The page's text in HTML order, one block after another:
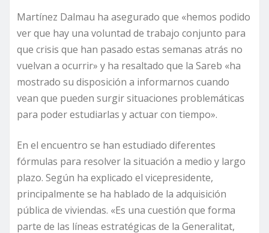
Martínez Dalmau ha asegurado que «hemos podido
ver que hay una voluntad de trabajo conjunto para
que crisis que han pasado estas semanas atrás no
vuelvan a ocurrir» y ha resaltado que la Sareb «ha
mostrado su disposición a informarnos cuando
vean que pueden surgir situaciones problemáticas
para poder estudiarlas y actuar con tiempo».
En el encuentro se han estudiado diferentes
fórmulas para resolver la situación a medio y largo
plazo. Según ha explicado el vicepresidente,
principalmente se ha hablado de la adquisición
pública de viviendas. «Es una cuestión que forma
parte de las líneas estratégicas de la Generalitat,